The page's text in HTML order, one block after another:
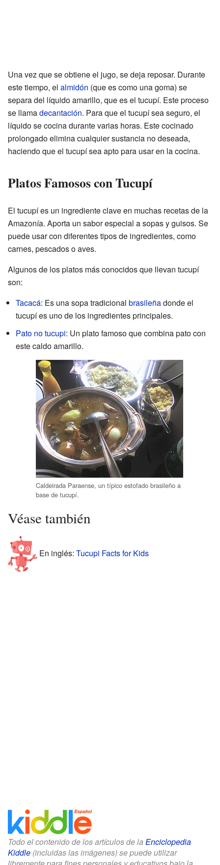
Una vez que se obtiene el jugo, se deja reposar. Durante
este tiempo, el almidón (que es como una goma) se
separa del líquido amarillo, que es el tucupí. Este proceso
se llamadecantación. Para que el tucupí sea seguro, el
líquido se cocina durante varias horas. Este cocinado
prolongado elimina cualquier sustancia no deseada,
haciendo que el tucupí sea apto para usar en la cocina.
Platos Famosos con Tucupí
El tucupí es un ingrediente clave en muchas recetas de la
Amazonía. Aporta un sabor especial a sopas y guisos. Se
puede usar con diferentes tipos de ingredientes, como
carnes, pescados o aves.
Algunos de los platos más conocidos que llevan tucupí
son:
Tacacá: Es una sopa tradicional brasileñadonde el
tucupí es uno de los ingredientes principales.
Pato no tucupi: Un plato famoso que combina pato con
este caldo amarillo.
Caldeirada Paraense, un típico estofado brasileño a
base de tucupí.
Véase también
En inglés: Tucupi Facts for Kids
Todo el contenido de los artículos de la Enciclopedia
Kiddle (incluidas las imágenes) se puede utilizar